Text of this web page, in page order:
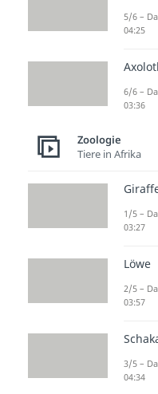
Nach
zu
Wie
aus?
Je nach
Faultiere
50
schwer.
einer
einem
5/6 –
04:25
Axolotl
6/6 –
03:36
Zoologie
Tiere in Afrika
1/5 –
03:27
Löwe
2/5 –
03:57
3/5 –
04:34